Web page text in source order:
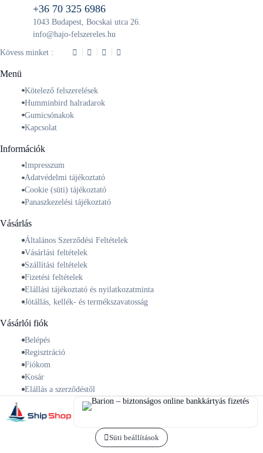
+36 70 325 6986
1043 Budapest, Bocskai utca 26.
info@hajo-felszereles.hu
Kövess minket :
Menü
Kötelező felszerelések
Humminbird halradarok
Gumicsónakok
Kapcsolat
Információk
Impresszum
Adatvédelmi tájékoztató
Cookie (süti) tájékoztató
Panaszkezelési tájékoztató
Vásárlás
Általános Szerződési Feltételek
Vásárlási feltételek
Szállítási feltételek
Fizetési feltételek
Elállási tájékoztató és nyilatkozatminta
Jótállás, kellék- és termékszavatosság
Vásárlói fiók
Belépés
Regisztráció
Fiókom
Kosár
Elállás a szerződéstől
Süti beállítások